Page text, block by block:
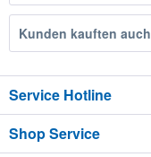
Kunden kauften auch
Service Hotline
Shop Service